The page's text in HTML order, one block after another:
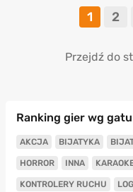
1 2
Przejdź do
Ranking gier wg
AKCJA BIJATYKA
HORROR INNA
KONTROLERY RUCHU